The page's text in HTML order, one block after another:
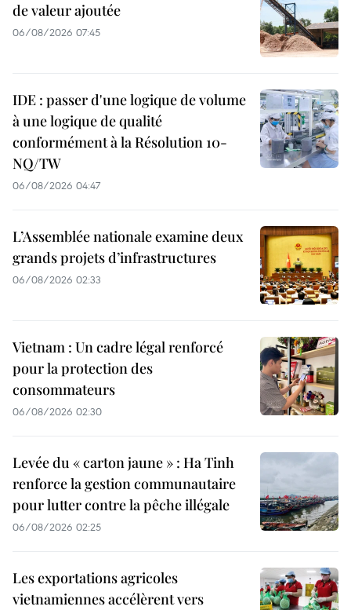
de valeur ajoutée
06/08/2026 07:45
IDE : passer d'une logique de volume
à une logique de qualité
conformément à la Résolution 10-
NQ/TW
06/08/2026 04:47
L’Assemblée nationale examine deux
grands projets d’infrastructures
06/08/2026 02:33
Vietnam : Un cadre légal renforcé
pour la protection des
consommateurs
06/08/2026 02:30
Levée du « carton jaune » : Ha Tinh
renforce la gestion communautaire
pour lutter contre la pêche illégale
06/08/2026 02:25
Les exportations agricoles
vietnamiennes accélèrent vers